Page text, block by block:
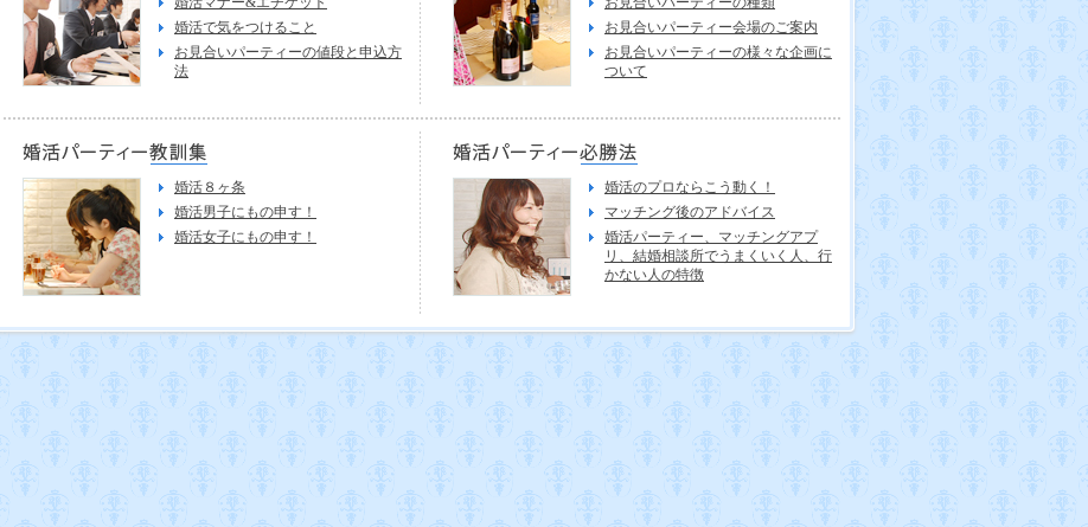
婚活で気をつけること
お見合いパーティーの値段と申込方
法
お見合いパーティー会場のご案内
お見合いパーティーの様々な企画に
ついて
婚活８ヶ条
婚活男子にもの申す！
婚活女子にもの申す！
婚活のプロならこう動く！
マッチング後のアドバイス
婚活パーティー、マッチングアプ
リ、結婚相談所でうまくいく人、行
かない人の特徴